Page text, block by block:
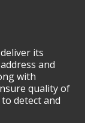
its
and
with
quality of
detect and